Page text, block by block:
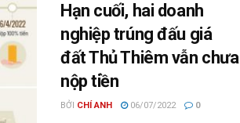
Hạn cuối, hai doanh
nghiệp trúng đấu giá
đất Thủ Thiêm vẫn chưa
nộp tiền
BỞI CHÍ ANH 06/07/2022 0